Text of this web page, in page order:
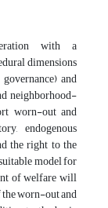
with a
dimensions
and
neighborhood-
worn-out and
endogenous
the right to the
model for
of welfare will
the worn-out and